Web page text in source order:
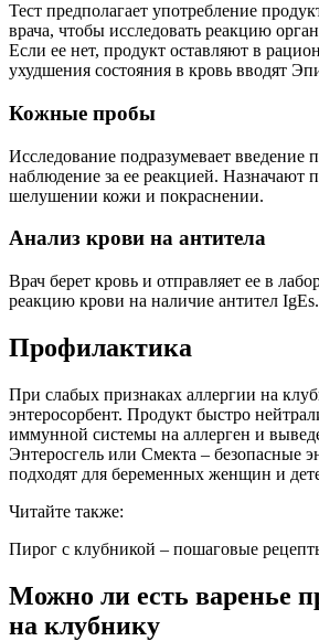
Тест предполагает употребление
врача, чтобы исследовать реакцию
Если ее нет, продукт оставляют в
ухудшения состояния в кровь вводят
Кожные пробы
Исследование подразумевает введение
наблюдение за ее реакцией. Назначают
шелушении кожи и покраснении.
Анализ крови на антитела
Врач берет кровь и отправляет ее в
реакцию крови на наличие антител IgEs.
Профилактика
При слабых признаках аллергии на
энтеросорбент. Продукт быстро
иммунной системы на аллерген и
Энтеросгель или Смекта – безопасные
подходят для беременных женщин и
Читайте также:
Пирог с клубникой – пошаговые
Можно ли есть варенье
на клубнику